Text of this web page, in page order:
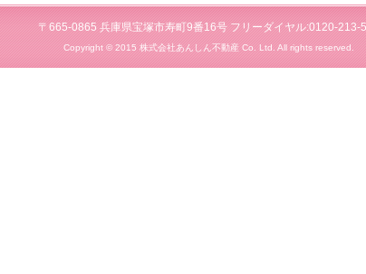
〒665-0865 兵庫県宝塚市寿町9番16号 フリーダイヤル:0120-213-
Copyright © 2015 株式会社あんしん不動産 Co. Ltd. All rights reserved.